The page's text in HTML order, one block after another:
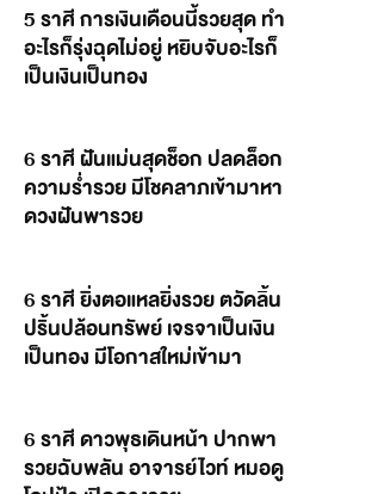
5 ราศี การเงินเดือนนี้รวยสุด ทำ
อะไรก็รุ่งฉุดไม่อยู่ หยิบจับอะไรก็
เป็นเงินเป็นทอง
6 ราศี ฝันแม่นสุดช็อก ปลดล็อก
ความร่ำรวย มีโชคลาภเข้ามาหา
ดวงฝันพารวย
6 ราศี ยิ่งตอแหลยิ่งรวย ตวัดลิ้น
ปริ้นปล้อนทรัพย์ เจรจาเป็นเงิน
เป็นทอง มีโอกาสใหม่เข้ามา
6 ราศี ดาวพุธเดินหน้า ปากพา
รวยฉับพลัน อาจารย์ไวท์ หมอดู